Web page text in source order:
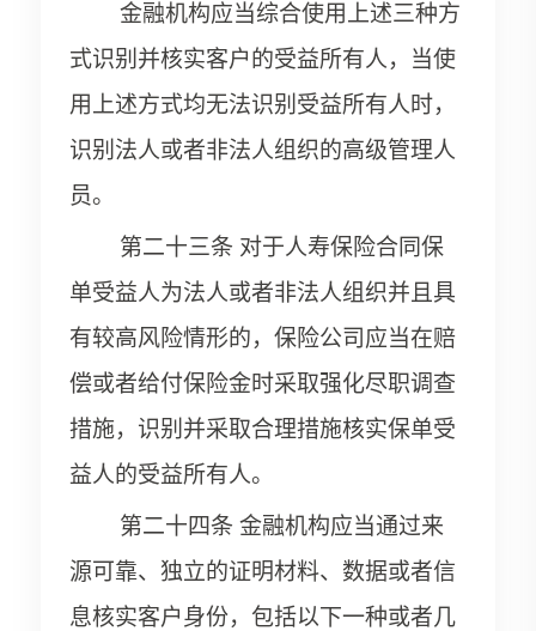
金融机构应当综合使用上述三种方
式识别并核实客户的受益所有人，当使
用上述方式均无法识别受益所有人时，
识别法人或者非法人组织的高级管理人
员。
第二十三条 对于人寿保险合同保
单受益人为法人或者非法人组织并且具
有较高风险情形的，保险公司应当在赔
偿或者给付保险金时采取强化尽职调查
措施，识别并采取合理措施核实保单受
益人的受益所有人。
第二十四条 金融机构应当通过来
源可靠、独立的证明材料、数据或者信
息核实客户身份，包括以下一种或者几